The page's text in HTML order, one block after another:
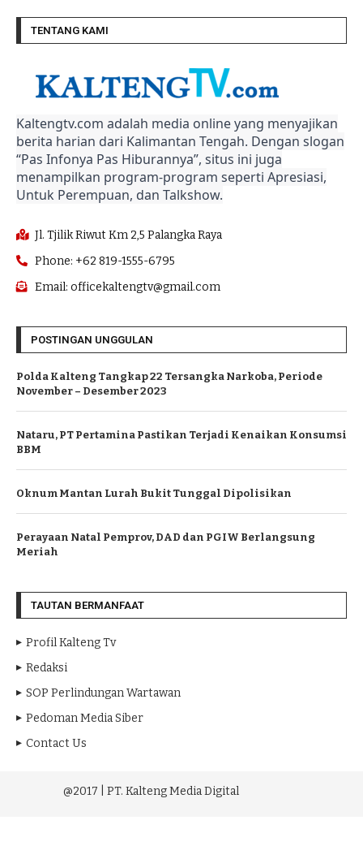
TENTANG KAMI
Kaltengtv.com adalah media online yang menyajikan
berita harian dari Kalimantan Tengah. Dengan slogan
“Pas Infonya Pas Hiburannya”, situs ini juga
menampilkan program-program seperti Apresiasi,
Untuk Perempuan, dan Talkshow.
Jl. Tjilik Riwut Km 2,5 Palangka Raya
Phone: +62 819-1555-6795
Email: officekaltengtv@gmail.com
POSTINGAN UNGGULAN
Polda Kalteng Tangkap 22 Tersangka Narkoba, Periode
November – Desember 2023
Nataru, PT Pertamina Pastikan Terjadi Kenaikan Konsumsi
BBM
Oknum Mantan Lurah Bukit Tunggal Dipolisikan
Perayaan Natal Pemprov, DAD dan PGIW Berlangsung
Meriah
TAUTAN BERMANFAAT
Profil Kalteng Tv
Redaksi
SOP Perlindungan Wartawan
Pedoman Media Siber
Contact Us
@2017 | PT. Kalteng Media Digital